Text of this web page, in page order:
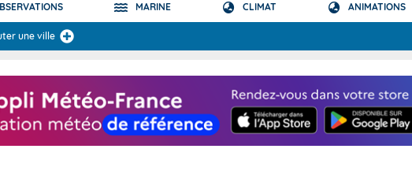
Prévisions
TOUS LES RÉSULTATS
MARINE CLIMAT ANIMATIONS
Domaine Mascareignes
Domaine Océan Indien
une ville